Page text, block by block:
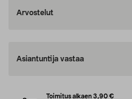
Arvostelut
Asiantuntija vastaa
Toimitus alkaen 3,90 €